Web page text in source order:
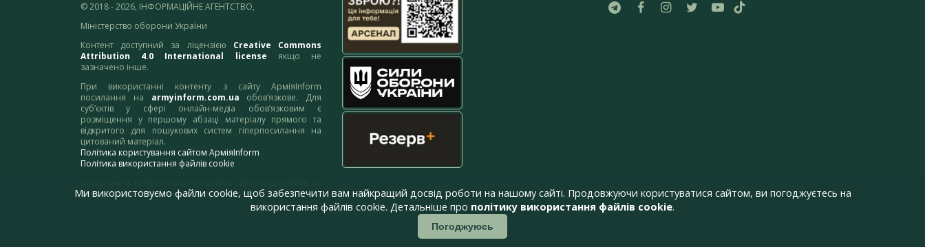
© 2018 - 2026, ІНФОРМАЦІЙНЕ АГЕНТСТВО,
Міністерство оборони України
Контент доступний за ліцензією Creative Commons
Attribution 4.0 International license якщо не
зазначено інше.
При використанні контенту з сайту АрміяInform
посилання на armyinform.com.ua обов’язкове. Для
суб’єктів у сфері онлайн-медіа обов’язковим є
розміщення у першому абзаці матеріалу прямого та
відкритого для пошукових систем гіперпосилання на
цитований матеріал.
Політика користування сайтом АрміяInform
Політика використання файлів cookie
адресу:webmaster@armyinform.com.ua
Ми використовуємо файли cookie, щоб забезпечити вам найкращий досвід роботи на нашому сайті. Продовжуючи користуватися сайтом, ви погоджуєтесь на
використання файлів cookie. Детальніше про політику використання файлів cookie.
Погоджуюсь